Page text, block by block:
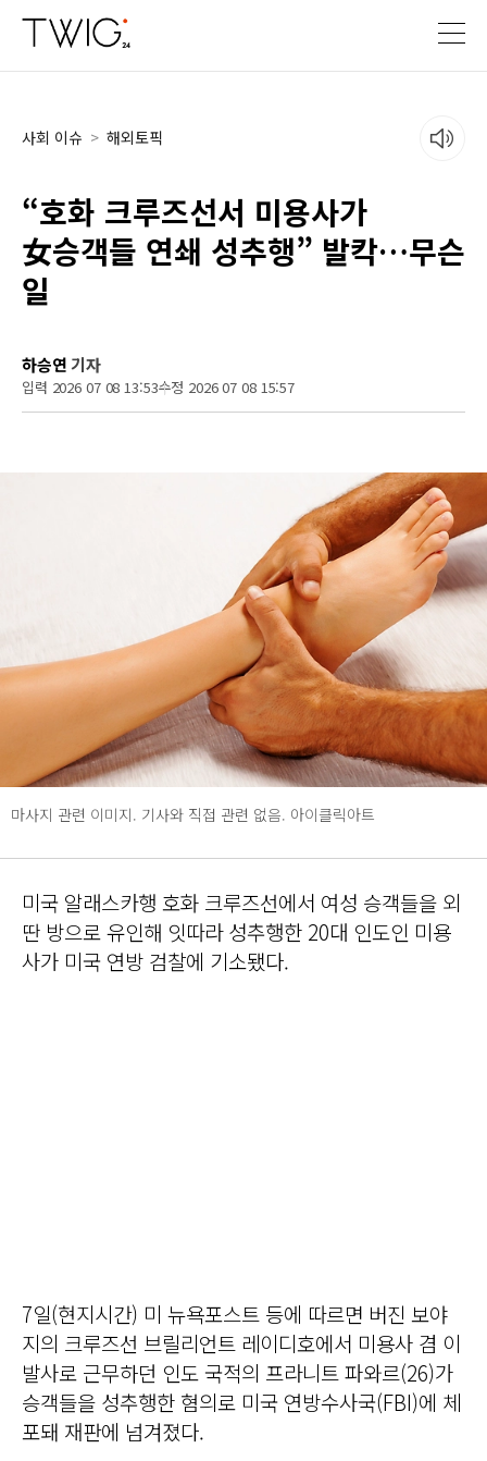
사회 이슈 > 해외토픽
“호화 크루즈선서 미용사가
女승객들 연쇄 성추행” 발칵…무슨
일
하승연기자
입력 2026 07 08 13:53수정 2026 07 08 15:57
마사지 관련 이미지. 기사와 직접 관련 없음. 아이클릭아트
미국 알래스카행 호화 크루즈선에서 여성 승객들을 외
딴 방으로 유인해 잇따라 성추행한 20대 인도인 미용
사가 미국 연방 검찰에 기소됐다.
7일(현지시간) 미 뉴욕포스트 등에 따르면 버진 보야
지의 크루즈선 브릴리언트 레이디호에서 미용사 겸 이
발사로 근무하던 인도 국적의 프라니트 파와르(26)가
승객들을 성추행한 혐의로 미국 연방수사국(FBI)에 체
포돼 재판에 넘겨졌다.